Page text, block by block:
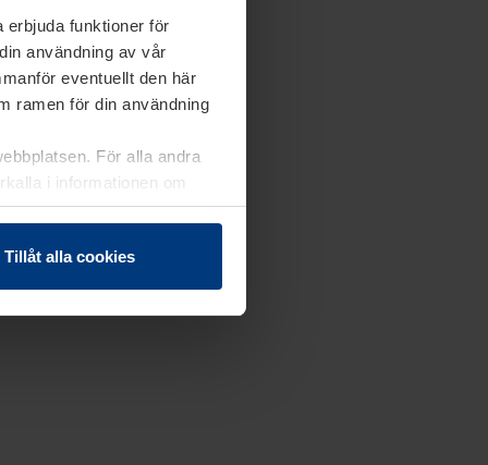
erbjuda funktioner för
användning av vår
eventuellt den här
ramen för din användning
För alla andra
i informationen om
Tillåt alla cookies